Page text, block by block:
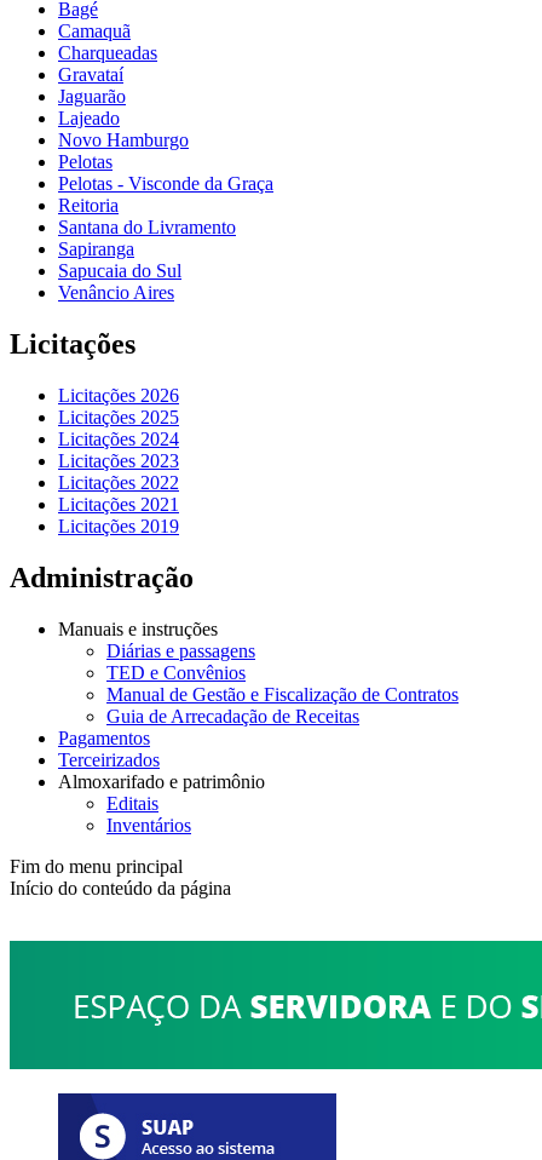
Bagé
Camaquã
Charqueadas
Gravataí
Jaguarão
Lajeado
Novo Hamburgo
Pelotas
Pelotas - Visconde da Graça
Reitoria
Santana do Livramento
Sapiranga
Sapucaia do Sul
Venâncio Aires
Licitações
Licitações 2026
Licitações 2025
Licitações 2024
Licitações 2023
Licitações 2022
Licitações 2021
Licitações 2019
Administração
Manuais e instruções
Diárias e passagens
TED e Convênios
Manual de Gestão e Fiscalização de Contratos
Guia de Arrecadação de Receitas
Pagamentos
Terceirizados
Almoxarifado e patrimônio
Editais
Inventários
Fim do menu principal
Início do conteúdo da página